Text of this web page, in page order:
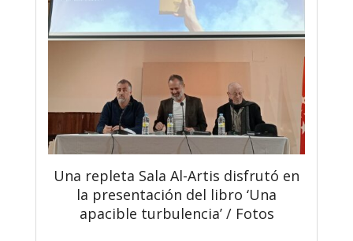
Una repleta Sala Al-Artis disfrutó en
la presentación del libro ‘Una
apacible turbulencia’ / Fotos